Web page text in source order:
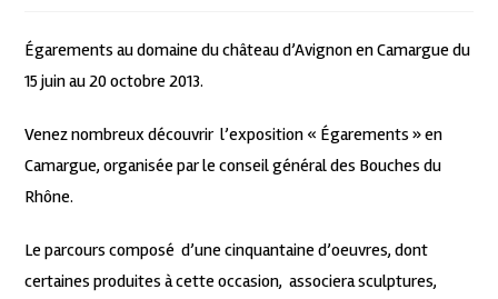
Égarements au domaine du château d’Avignon en Camargue du
15 juin au 20 octobre 2013.
Venez nombreux découvrir l’exposition « Égarements » en
Camargue, organisée par le conseil général des Bouches du
Rhône.
Le parcours composé d’une cinquantaine d’oeuvres, dont
certaines produites à cette occasion, associera sculptures,